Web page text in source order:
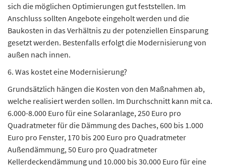
sich die möglichen Optimierungen gut feststellen. Im
Anschluss sollten Angebote eingeholt werden und die
Baukosten in das Verhältnis zu der potenziellen Einsparung
gesetzt werden. Bestenfalls erfolgt die Modernisierung von
außen nach innen.
6. Was kostet eine Modernisierung?
Grundsätzlich hängen die Kosten von den Maßnahmen ab,
welche realisiert werden sollen. Im Durchschnitt kann mit ca.
6.000-8.000 Euro für eine Solaranlage, 250 Euro pro
Quadratmeter für die Dämmung des Daches, 600 bis 1.000
Euro pro Fenster, 170 bis 200 Euro pro Quadratmeter
Außendämmung, 50 Euro pro Quadratmeter
Kellerdeckendämmung und 10.000 bis 30.000 Euro für eine